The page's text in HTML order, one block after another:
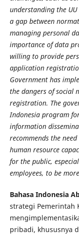
understanding the
a gap between
managing personal
importance of data
willing to provide
application
Government has
the dangers of social
registration. The
Indonesia program
information
recommends the
human resource
for the public,
employees, to be
Bahasa Indonesia
strategi Pemerintah
pribadi, khususnya